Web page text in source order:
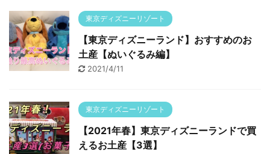
東京ディズニーリゾート
【東京ディズニーランド】おすすめのお
土産【ぬいぐるみ編】
2021/4/11
東京ディズニーリゾート
【2021年春】東京ディズニーランドで買
えるお土産【3選】